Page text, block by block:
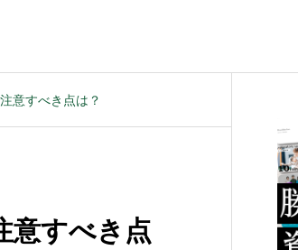
善
は
M&Aデューデリジェ
ンスの成果物には何が
意すべき点は？
意すべき点